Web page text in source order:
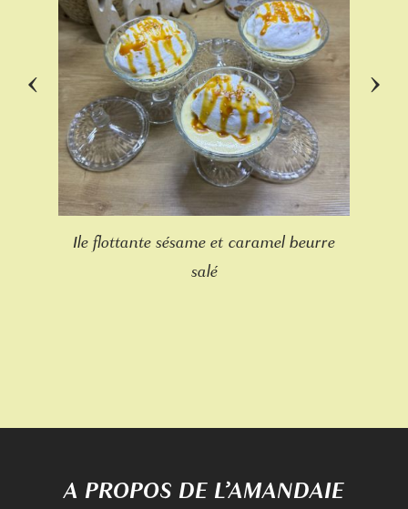
Ile flottante sésame et caramel beurre
salé
‹ ›
A PROPOS DE L’AMANDAIE